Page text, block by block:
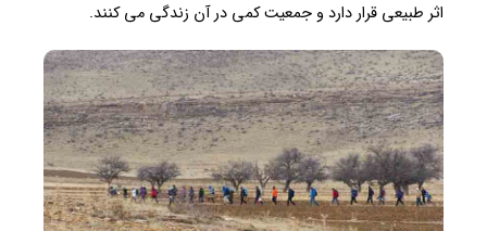
اثر طبیعی قرار دارد و جمعیت کمی در آن زندگی می کنند.